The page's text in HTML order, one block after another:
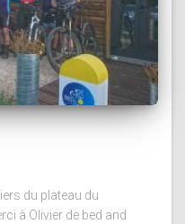
du plateau du
à Olivier de bed and